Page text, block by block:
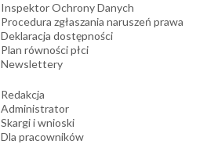
Inspektor Ochrony Danych
Procedura zgłaszania naruszeń prawa
Deklaracja dostępności
Plan równości płci
Newslettery
Redakcja
Administrator
Skargi i wnioski
Dla pracowników